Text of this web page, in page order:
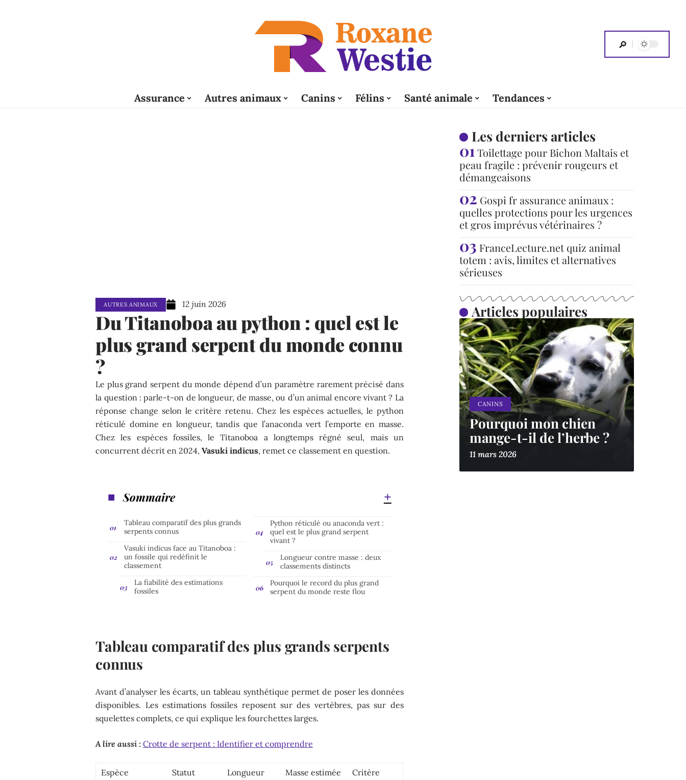
Assurance Autres animaux Canins Félins Santé animale Tendances
AUTRES ANIMAUX 12 juin 2026
Du Titanoboa au python : quel est le
plus grand serpent du monde connu
?
Le plus grand serpent du monde dépend d’un paramètre rarement précisé dans
la question : parle-t-on de longueur, de masse, ou d’un animal encore vivant ? La
réponse change selon le critère retenu. Chez les espèces actuelles, le python
réticulé domine en longueur, tandis que l’anaconda vert l’emporte en masse.
Chez les espèces fossiles, le Titanoboa a longtemps régné seul, mais un
concurrent décrit en 2024,Vasuki indicus, remet ce classement en question.
Sommaire
Tableau comparatif des plus grands
serpents connus
Vasuki indicus face au Titanoboa :
un fossile qui redéfinit le
classement
La fiabilité des estimations
fossiles
Python réticulé ou anaconda vert :
quel est le plus grand serpent
vivant ?
Longueur contre masse : deux
classements distincts
Pourquoi le record du plus grand
serpent du monde reste flou
Tableau comparatif des plus grands serpents
connus
Avant d’analyser les écarts, un tableau synthétique permet de poser les données
disponibles. Les estimations fossiles reposent sur des vertèbres, pas sur des
squelettes complets, ce qui explique les fourchettes larges.
A lire aussi : Crotte de serpent : Identifier et comprendre
Espèce Statut
Longueur
Masse estimée
Critère
Les derniers articles
Toilettage pour Bichon Maltais et
peau fragile : prévenir rougeurs et
démangeaisons
Gospi fr assurance animaux :
quelles protections pour les urgences
et gros imprévus vétérinaires ?
FranceLecture.net quiz animal
totem : avis, limites et alternatives
sérieuses
Articles populaires
CANINS
Pourquoi mon chien
mange-t-il de l’herbe ?
11 mars 2026